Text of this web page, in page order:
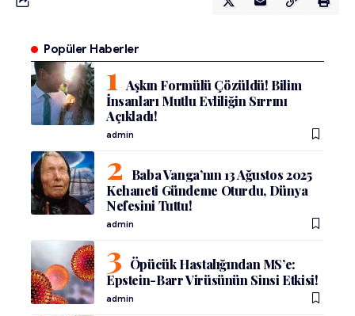
Popüler Haberler
Aşkın Formülü Çözüldü! Bilim
İnsanları Mutlu Evliliğin Sırrını
Açıkladı!
admin
Baba Vanga’nın 13 Ağustos 2025
Kehaneti Gündeme Oturdu, Dünya
Nefesini Tuttu!
admin
Öpücük Hastalığından MS’e:
Epstein-Barr Virüsünün Sinsi Etkisi!
admin